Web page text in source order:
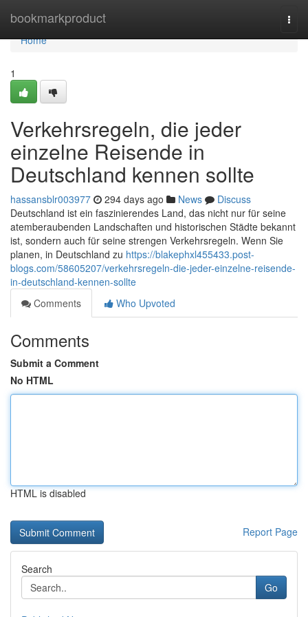
bookmarkproduct
Home
Home
1
Verkehrsregeln, die jeder
einzelne Reisende in
Deutschland kennen sollte
hassansblr003977 294 days ago News
Discuss
Deutschland ist ein faszinierendes Land, das nicht nur für seine
atemberaubenden Landschaften und historischen Städte bekannt
ist, sondern auch für seine strengen Verkehrsregeln. Wenn Sie
planen, in Deutschland zu https://blakephxl455433.post-
blogs.com/58605207/verkehrsregeln-die-jeder-einzelne-reisende-
in-deutschland-kennen-sollte
Comments
Who Upvoted
Comments
Submit a Comment
No HTML
HTML is disabled
Report Page
Search
Go